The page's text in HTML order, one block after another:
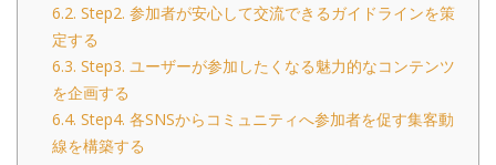
6.2. Step2. 参加者が安心して交流できるガイドラインを策
定する
6.3. Step3. ユーザーが参加したくなる魅力的なコンテンツ
を企画する
6.4. Step4. 各SNSからコミュニティへ参加者を促す集客動
線を構築する